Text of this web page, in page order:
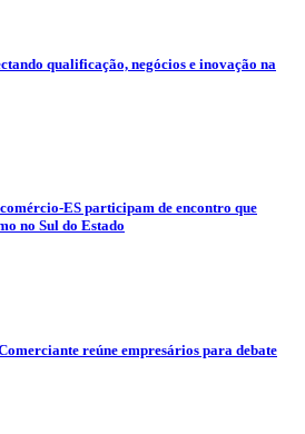
qualificação, negócios e inovação na
ES participam de encontro que
no Sul do Estado
reúne empresários para debate